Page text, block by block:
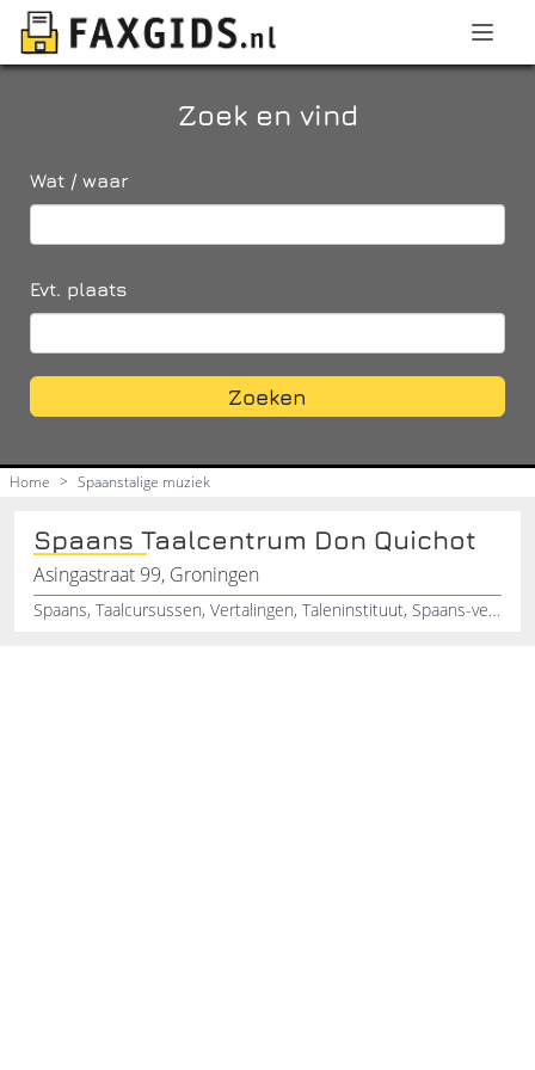
Zoek en vind
Wat / waar
Evt. plaats
Zoeken
Home > Spaanstalige muziek
Spaans Taalcentrum Don Quichot
Asingastraat 99, Groningen
Spaans, Taalcursussen, Vertalingen, Taleninstituut, Spaans-vertalingen, Spaans-studeren, Groningen